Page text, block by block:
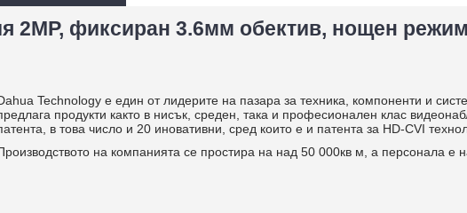
2MP, фиксиран 3.6мм обектив, нощен
Technology е един от лидерите на пазара за техника, компоненти и
продукти както в нисък, среден, така и професионален клас
в това число и 20 иновативни, сред които е и патента за HD-CVI
на компанията се простира на над 50 000кв м, а персонала е